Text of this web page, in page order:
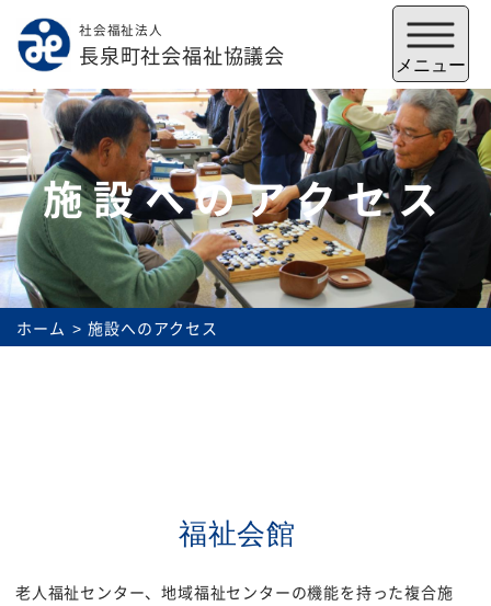
社会福祉法人
長泉町社会福祉協議会 メニュー
メニューを閉じる
広報誌 情報公表
施設へのアクセス
ホーム 施設へのアクセス
福祉会館
老人福祉センター、地域福祉センターの機能を持った複合施